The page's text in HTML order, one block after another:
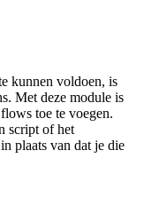
kunnen voldoen, is
Met deze module is
toe te voegen.
script of het
plaats van dat je die